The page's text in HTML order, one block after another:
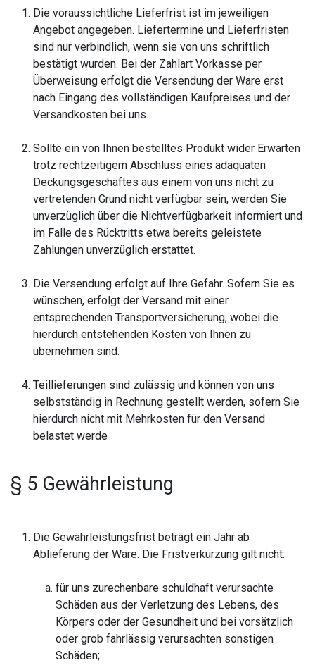
Die voraussichtliche Lieferfrist ist im jeweiligen
Angebot angegeben. Liefertermine und Lieferfristen
sind nur verbindlich, wenn sie von uns schriftlich
bestätigt wurden. Bei der Zahlart Vorkasse per
Überweisung erfolgt die Versendung der Ware erst
nach Eingang des vollständigen Kaufpreises und der
Versandkosten bei uns.
Sollte ein von Ihnen bestelltes Produkt wider Erwarten
trotz rechtzeitigem Abschluss eines adäquaten
Deckungsgeschäftes aus einem von uns nicht zu
vertretenden Grund nicht verfügbar sein, werden Sie
unverzüglich über die Nichtverfügbarkeit informiert und
im Falle des Rücktritts etwa bereits geleistete
Zahlungen unverzüglich erstattet.
Die Versendung erfolgt auf Ihre Gefahr. Sofern Sie es
wünschen, erfolgt der Versand mit einer
entsprechenden Transportversicherung, wobei die
hierdurch entstehenden Kosten von Ihnen zu
übernehmen sind.
Teillieferungen sind zulässig und können von uns
selbstständig in Rechnung gestellt werden, sofern Sie
hierdurch nicht mit Mehrkosten für den Versand
belastet werde
§ 5 Gewährleistung
Die Gewährleistungsfrist beträgt ein Jahr ab
Ablieferung der Ware. Die Fristverkürzung gilt nicht:
für uns zurechenbare schuldhaft verursachte
Schäden aus der Verletzung des Lebens, des
Körpers oder der Gesundheit und bei vorsätzlich
oder grob fahrlässig verursachten sonstigen
Schäden;